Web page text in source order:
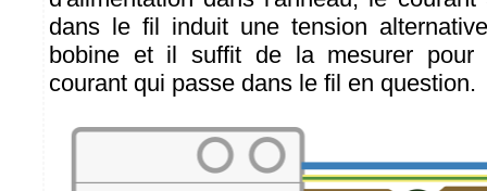
dans le fil induit une tension
bobine et il suffit de la mesurer pour
courant qui passe dans le fil en question.